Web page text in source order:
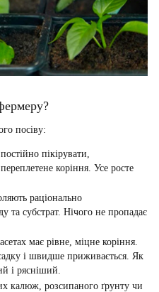
посіву:
пікірувати,
коріння. Усе росте
раціонально
та субстрат. Нічого не пропадає
має рівне, міцне коріння.
і швидше приживається. Як
і рясніший.
калюж, розсипаного ґрунту чи